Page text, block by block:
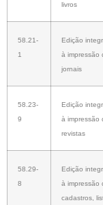
livros
58.21-
1
Edição
à impressão
jornais
58.23-
9
Edição
à impressão
revistas
58.29-
8
Edição
à impressão
cadastros,